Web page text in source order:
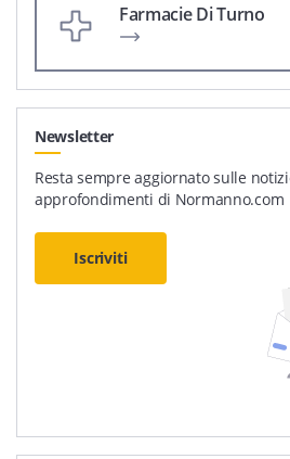
Farmacie Di Turno
Newsletter
Resta sempre aggiornato sulle
approfondimenti di Normanno.com
Iscriviti